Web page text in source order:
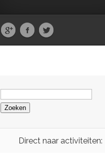
Zoeken
naar:
Direct naar activiteiten: